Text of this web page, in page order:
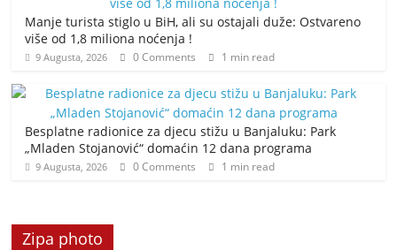
Manje turista stiglo u BiH, ali su ostajali duže: Ostvareno
više od 1,8 miliona noćenja !
9 Augusta, 2026 0 Comments 1 min read
Besplatne radionice za djecu stižu u Banjaluku: Park
„Mladen Stojanović“ domaćin 12 dana programa
9 Augusta, 2026 0 Comments 1 min read
Zipa photo